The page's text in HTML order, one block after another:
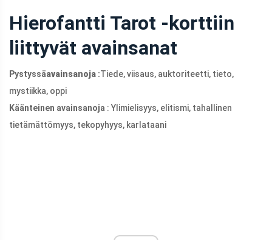
Hierofantti Tarot -korttiin
liittyvät avainsanat
Pystyssäavainsanoja :Tiede, viisaus, auktoriteetti, tieto,
mystiikka, oppi
Käänteinen avainsanoja : Ylimielisyys, elitismi, tahallinen
tietämättömyys, tekopyhyys, karlataani